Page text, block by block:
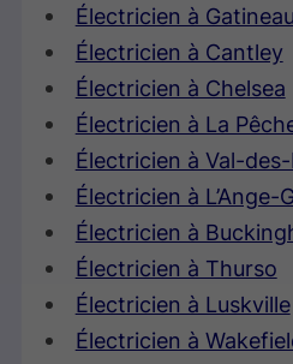
Électricien à Gatineau
Électricien à Cantley
Électricien à Chelsea
Électricien à La
Électricien à Val-
Électricien à L’Ange-
Électricien à
Électricien à Thurso
Électricien à Luskville
Électricien à